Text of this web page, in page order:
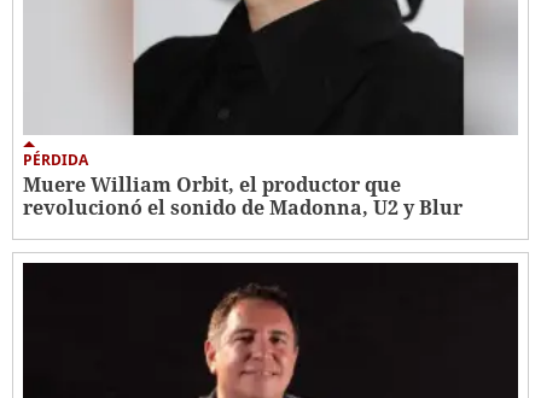
PÉRDIDA
Muere William Orbit, el productor que
revolucionó el sonido de Madonna, U2 y Blur